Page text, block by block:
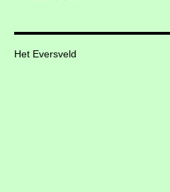
Het Eversveld